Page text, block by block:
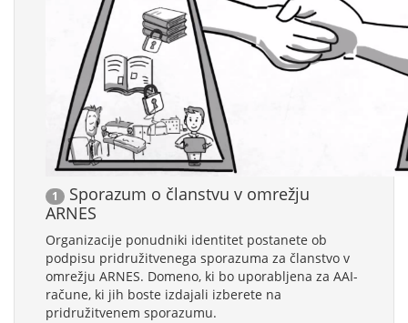
1
Sporazum o članstvu v omrežju
ARNES
Organizacije ponudniki identitet postanete ob
podpisu pridružitvenega sporazuma za članstvo v
omrežju ARNES. Domeno, ki bo uporabljena za AAI-
račune, ki jih boste izdajali izberete na
pridružitvenem sporazumu.